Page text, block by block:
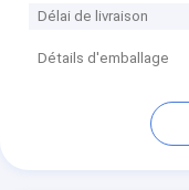
Délai de livraison
Détails d'emballage